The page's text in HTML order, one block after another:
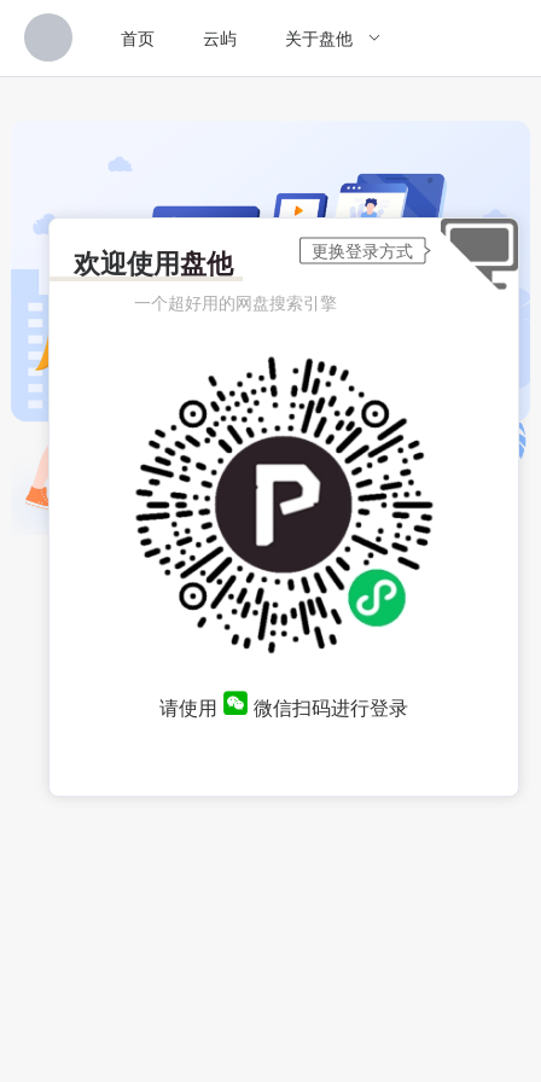
首页 云屿 关于盘他
欢迎使用盘他
一个超好用的网盘搜索引擎
请使用 微信扫码进行登录